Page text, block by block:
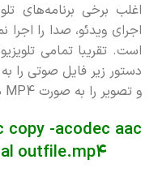
اغلب برخی برنامه‌های
اجرای ویدئو، صدا را
دستور زیر فایل صوتی را
و تصویر را به صورت MP4 ذخیره میکند:
-acodec aac
outfile.mp4